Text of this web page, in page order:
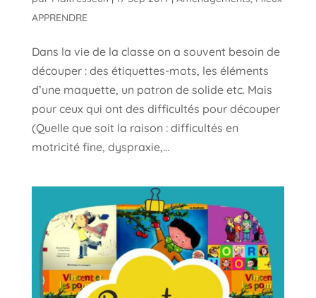
APPRENDRE
Dans la vie de la classe on a souvent besoin de
découper : des étiquettes-mots, les éléments
d’une maquette, un patron de solide etc. Mais
pour ceux qui ont des difficultés pour découper
(Quelle que soit la raison : difficultés en
motricité fine, dyspraxie,...